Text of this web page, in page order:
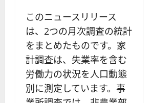
このニュースリリース
は、2つの月次調査の統計
をまとめたものです。家
計調査は、失業率を含む
労働力の状況を人口動態
別に測定しています。事